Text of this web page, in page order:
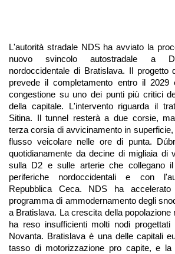
L'autorità stradale NDS ha avviato la
nuovo svincolo autostradale a
nordoccidentale di Bratislava. Il progetto
prevede il completamento entro il
congestione su uno dei punti più critici
della capitale. L'intervento riguarda il
Sitina. Il tunnel resterà a due corsie,
terza corsia di avvicinamento in superficie,
flusso veicolare nelle ore di punta.
quotidianamente da decine di migliaia di
sulla D2 e sulle arterie che collegano
periferiche nordoccidentali e con
Repubblica Ceca. NDS ha
programma di ammodernamento degli
a Bratislava. La crescita della popolazione
ha reso insufficienti molti nodi
Novanta. Bratislava è una delle capitali
tasso di motorizzazione pro capite, e la